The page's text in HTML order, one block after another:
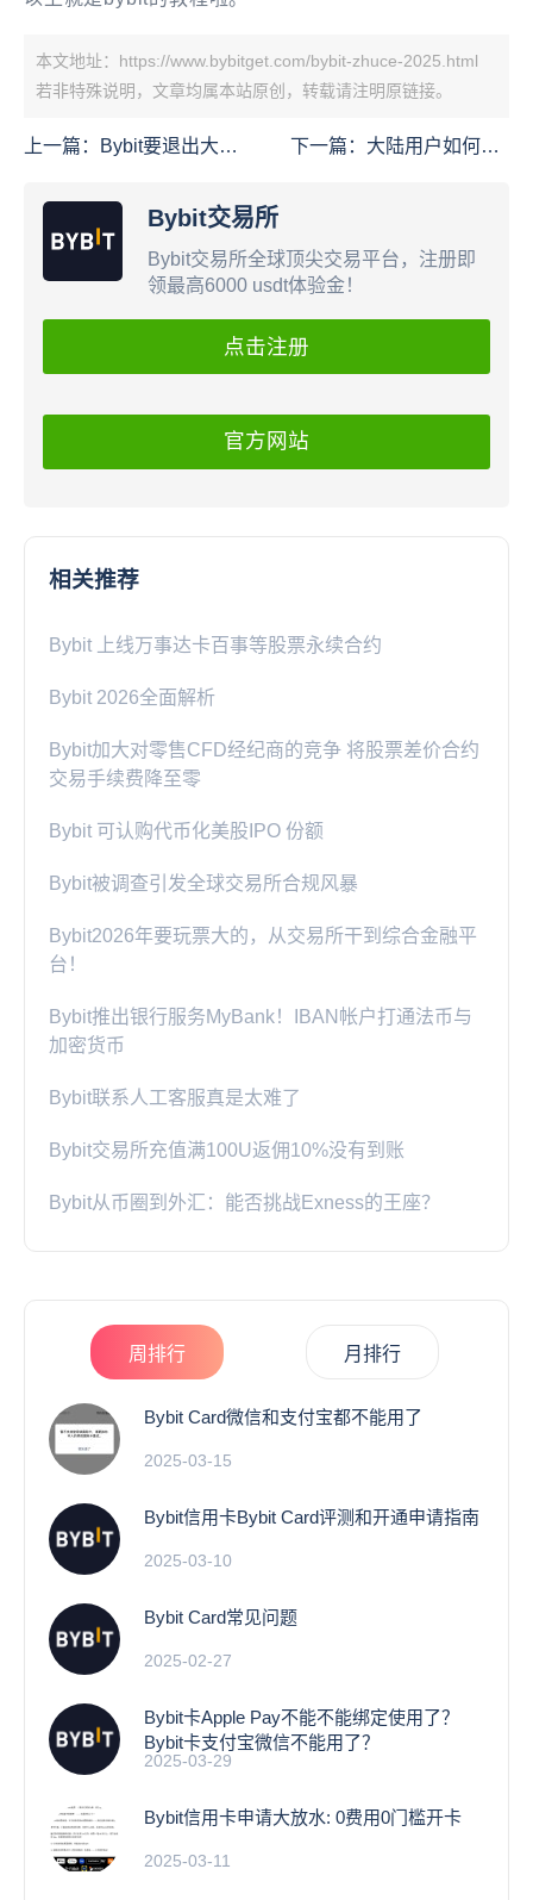
本文地址：https://www.bybitget.com/bybit-zhuce-2025.html
若非特殊说明，文章均属本站原创，转载请注明原链接。
上一篇：
​Bybit要退出大陆
下一篇： 大陆用户如何使
Bybit交易所
Bybit交易所全球顶尖交易平台，注册即
领最高6000 usdt体验金！
点击注册
官方网站
相关推荐
Bybit 上线万事达卡百事等股票永续合约
Bybit 2026全面解析
Bybit加大对零售CFD经纪商的竞争 将股票差价合约
交易手续费降至零
Bybit 可认购代币化美股IPO 份额
Bybit被调查引发全球交易所合规风暴
Bybit2026年要玩票大的，从交易所干到综合金融平
台！
Bybit推出银行服务MyBank！IBAN帐户打通法币与
加密货币
Bybit联系人工客服真是太难了
Bybit交易所充值满100U返佣10%没有到账
Bybit从币圈到外汇：能否挑战Exness的王座？
周排行 月排行
Bybit Card微信和支付宝都不能用了
2025-03-15
Bybit信用卡Bybit Card评测和开通申请指南
2025-03-10
Bybit Card常见问题
2025-02-27
Bybit卡Apple Pay不能不能绑定使用了？
Bybit卡支付宝微信不能用了？
2025-03-29
Bybit信用卡申请大放水: 0费用0门槛开卡
2025-03-11